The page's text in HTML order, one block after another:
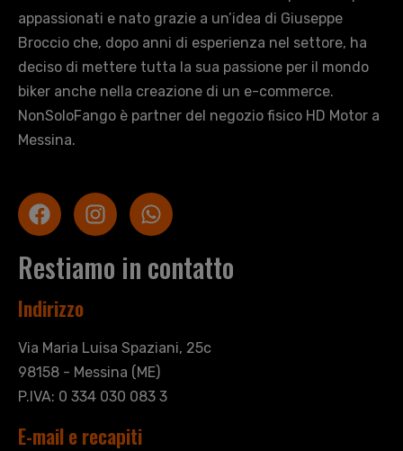
appassionati e nato grazie a un’idea di Giuseppe
Broccio che, dopo anni di esperienza nel settore, ha
deciso di mettere tutta la sua passione per il mondo
biker anche nella creazione di un e-commerce.
NonSoloFango è partner del negozio fisico HD Motor a
Messina.
Restiamo in contatto
Indirizzo
Via Maria Luisa Spaziani, 25c
98158 - Messina (ME)
P.IVA: 0 334 030 083 3
E-mail e recapiti